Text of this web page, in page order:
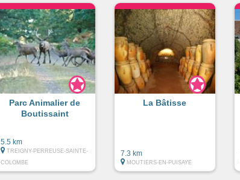
Parc Animalier de
Boutissaint
5.5 km
TREIGNY-PERREUSE-SAINTE-
COLOMBE
La Bâtisse
7.3 km
MOUTIERS-EN-PUISAYE